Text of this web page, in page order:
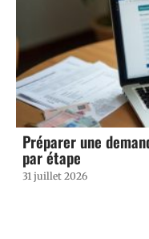
Préparer une
par étape
31 juillet 2026